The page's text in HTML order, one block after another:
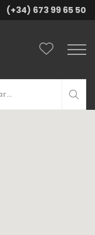
(+34) 673 99 65 50